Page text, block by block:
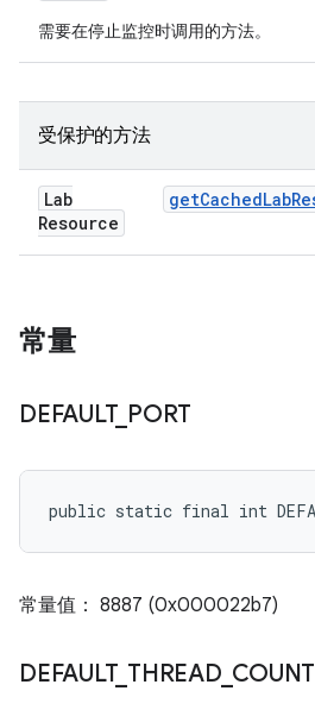
需要在停止监控时调用的方法。
受保护的方法
Lab
Resource
getCachedLab
常量
DEFAULT_ PORT
public static final int
常量值： 8887 (0x000022b7)
DEFAULT_ THREAD_ COUNT